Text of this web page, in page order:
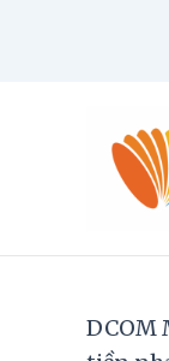
DCOM